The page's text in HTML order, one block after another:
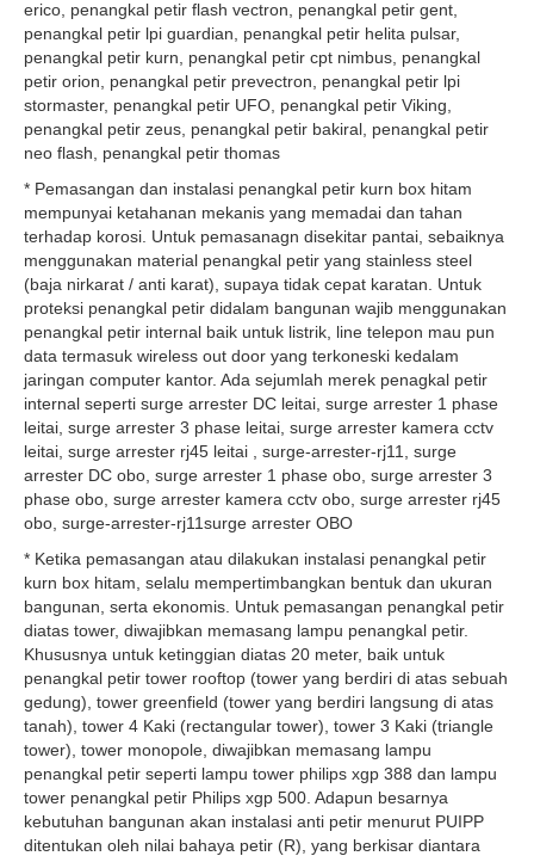
erico, penangkal petir flash vectron, penangkal petir gent,
penangkal petir lpi guardian, penangkal petir helita pulsar,
penangkal petir kurn, penangkal petir cpt nimbus, penangkal
petir orion, penangkal petir prevectron, penangkal petir lpi
stormaster, penangkal petir UFO, penangkal petir Viking,
penangkal petir zeus, penangkal petir bakiral, penangkal petir
neo flash, penangkal petir thomas
* Pemasangan dan instalasi penangkal petir kurn box hitam
mempunyai ketahanan mekanis yang memadai dan tahan
terhadap korosi. Untuk pemasanagn disekitar pantai, sebaiknya
menggunakan material penangkal petir yang stainless steel
(baja nirkarat / anti karat), supaya tidak cepat karatan. Untuk
proteksi penangkal petir didalam bangunan wajib menggunakan
penangkal petir internal baik untuk listrik, line telepon mau pun
data termasuk wireless out door yang terkoneski kedalam
jaringan computer kantor. Ada sejumlah merek penagkal petir
internal seperti surge arrester DC leitai, surge arrester 1 phase
leitai, surge arrester 3 phase leitai, surge arrester kamera cctv
leitai, surge arrester rj45 leitai , surge-arrester-rj11, surge
arrester DC obo, surge arrester 1 phase obo, surge arrester 3
phase obo, surge arrester kamera cctv obo, surge arrester rj45
obo, surge-arrester-rj11surge arrester OBO
* Ketika pemasangan atau dilakukan instalasi penangkal petir
kurn box hitam, selalu mempertimbangkan bentuk dan ukuran
bangunan, serta ekonomis. Untuk pemasangan penangkal petir
diatas tower, diwajibkan memasang lampu penangkal petir.
Khususnya untuk ketinggian diatas 20 meter, baik untuk
penangkal petir tower rooftop (tower yang berdiri di atas sebuah
gedung), tower greenfield (tower yang berdiri langsung di atas
tanah), tower 4 Kaki (rectangular tower), tower 3 Kaki (triangle
tower), tower monopole, diwajibkan memasang lampu
penangkal petir seperti lampu tower philips xgp 388 dan lampu
tower penangkal petir Philips xgp 500. Adapun besarnya
kebutuhan bangunan akan instalasi anti petir menurut PUIPP
ditentukan oleh nilai bahaya petir (R), yang berkisar diantara